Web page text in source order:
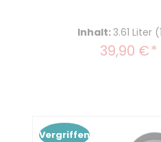
Inhalt:3.61 Liter
39,90 €
Vergriffen